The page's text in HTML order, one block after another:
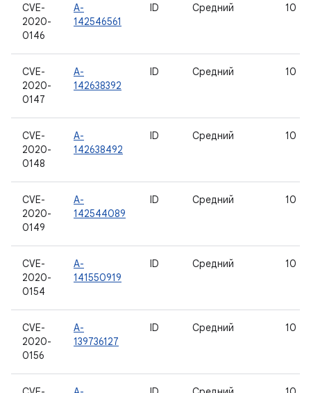
CVE-
2020-
0146
A-
142546561
ID Средний 10
CVE-
2020-
0147
A-
142638392
ID Средний 10
CVE-
2020-
0148
A-
142638492
ID Средний 10
CVE-
2020-
0149
A-
142544089
ID Средний 10
CVE-
2020-
0154
A-
141550919
ID Средний 10
CVE-
2020-
0156
A-
139736127
ID Средний 10